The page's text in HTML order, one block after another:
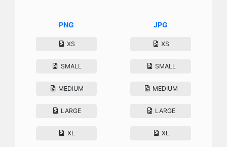
PNG
XS
SMALL
MEDIUM
LARGE
XL
JPG
XS
SMALL
MEDIUM
LARGE
XL